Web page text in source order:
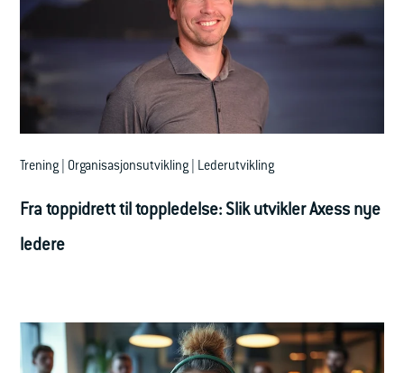
Trening | Organisasjonsutvikling | Lederutvikling
Fra toppidrett til toppledelse: Slik utvikler Axess nye
ledere